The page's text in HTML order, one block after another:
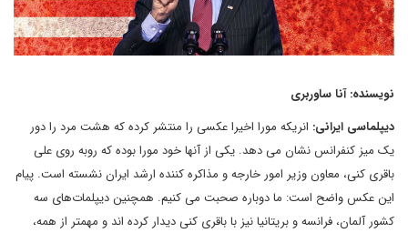
نویسنده: آنا ساوربری
دیپلماسی ایرانی: انریکه مورا اخیرا عکسی را منتشر کرده که هشت مرد را دور
یک میز کنفرانس نشان می دهد. یکی از آنها خود مورا بوده که روبه روی علی
باقری کنی، معاون وزیر امور خارجه و مذاکره کننده ارشد ایران نشسته است. پیام
این عکس واضح است: ما دوباره صحبت می کنیم. همچنین دیپلمات‌های سه
کشور آلمان، فرانسه و بریتانیا نیز با باقری کنی دیدار کرده اند و مهمتر از همه،